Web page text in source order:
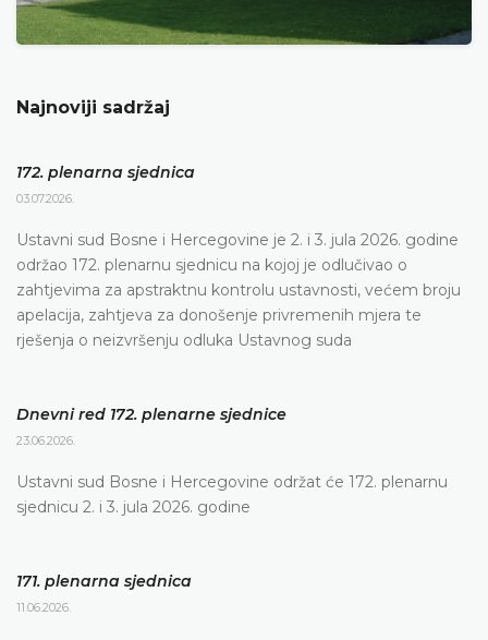
Najnoviji sadržaj
172. plenarna sjednica
03.07.2026.
Ustavni sud Bosne i Hercegovine je 2. i 3. jula 2026. godine
održao 172. plenarnu sjednicu na kojoj je odlučivao o
zahtjevima za apstraktnu kontrolu ustavnosti, većem broju
apelacija, zahtjeva za donošenje privremenih mjera te
rješenja o neizvršenju odluka Ustavnog suda
Dnevni red 172. plenarne sjednice
23.06.2026.
Ustavni sud Bosne i Hercegovine održat će 172. plenarnu
sjednicu 2. i 3. jula 2026. godine
171. plenarna sjednica
11.06.2026.